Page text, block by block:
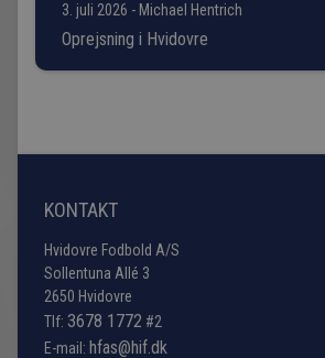
3. juli 2026 - Michael Hentrich
Oprejsning i Hvidovre
KONTAKT
Hvidovre Fodbold A/S
Sollentuna Allé 3
2650 Hvidovre
Tlf: 3678 1772 #2
E-mail: hfas@hif.dk